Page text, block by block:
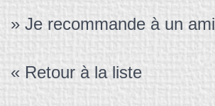
» Je recommande à un ami
« Retour à la liste